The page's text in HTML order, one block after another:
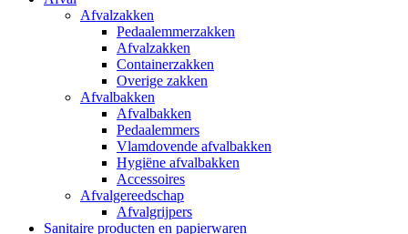
Afvalzakken
Pedaalemmerzakken
Afvalzakken
Containerzakken
Overige zakken
Afvalbakken
Afvalbakken
Pedaalemmers
Vlamdovende afvalbakken
Hygiëne afvalbakken
Accessoires
Afvalgereedschap
Afvalgrijpers
Sanitaire producten en papierwaren